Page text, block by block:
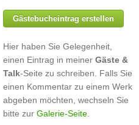
Standard-Ansicht
Fokus-Werke
Alle neuen Werke
Gästebucheintrag erstellen
Hier haben Sie Gelegenheit,
einen Eintrag in meiner Gäste &
Talk-Seite zu schreiben. Falls Sie
einen Kommentar zu einem Werk
abgeben möchten, wechseln Sie
bitte zur Galerie-Seite.